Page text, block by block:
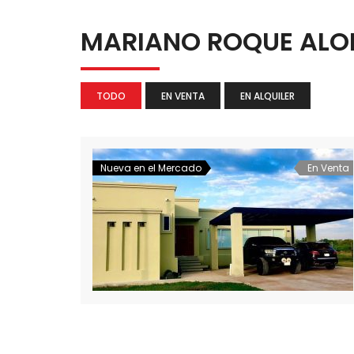
MARIANO ROQUE
TODO EN VENTA EN ALQUILER
Nueva en el Mercado En Venta